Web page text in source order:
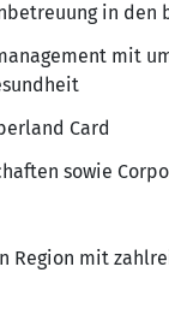
in den
mit
Card
sowie
mit